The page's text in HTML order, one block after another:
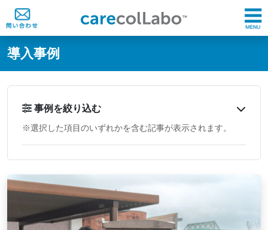
@ -0,0 +1,60 @@
導入事例
事例を絞り込む
※選択した項目のいずれかを含む記事が表示されます。